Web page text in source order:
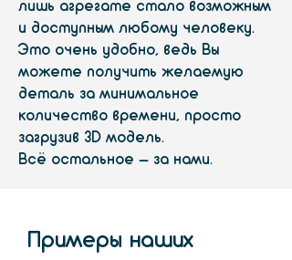
лишь агрегате стало возможным
и доступным любому человеку.
Это очень удобно, ведь Вы
можете получить желаемую
деталь за минимальное
количество времени, просто
загрузив 3D модель.
Всё остальное – за нами.
Примеры наших